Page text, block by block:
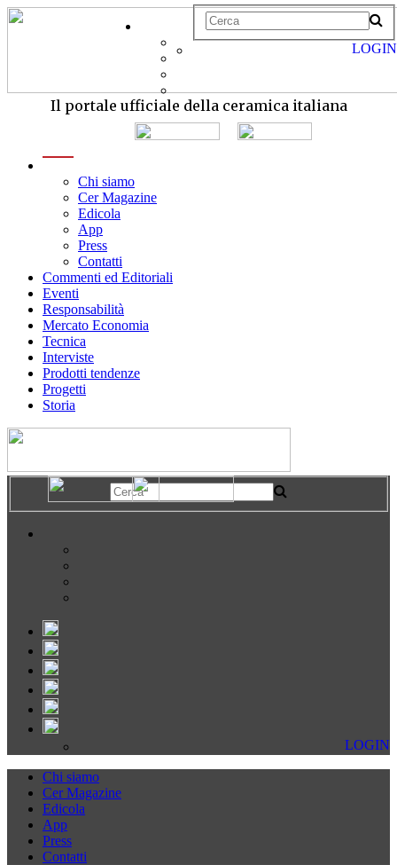
Il portale ufficiale della ceramica italiana
Chi siamo
Cer Magazine
Edicola
App
Press
Contatti
Commenti ed Editoriali
Eventi
Responsabilità
Mercato Economia
Tecnica
Interviste
Prodotti tendenze
Progetti
Storia
LOGIN
LOGIN
Chi siamo
Cer Magazine
Edicola
App
Press
Contatti